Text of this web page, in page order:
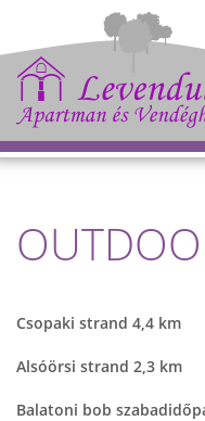
Csopaki strand 4,4 km
Alsóörsi strand 2,3 km
Balatoni bob